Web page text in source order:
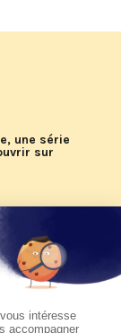
une série
sur
de KTO
Léon
KTO le